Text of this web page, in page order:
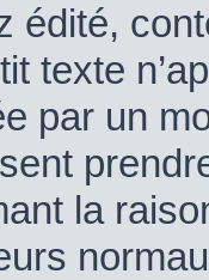
édité,
texte
par un
la